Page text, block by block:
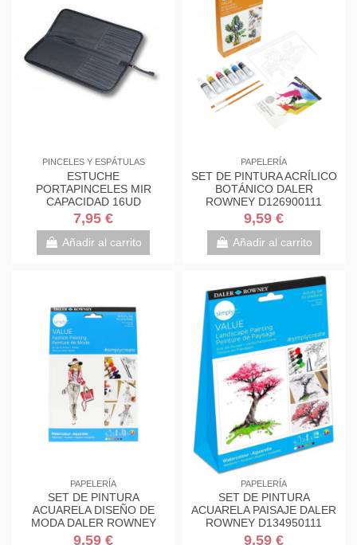
PINCELES Y ESPÁTULAS
ESTUCHE
PORTAPINCELES MIR
CAPACIDAD 16UD
7,95 €
Añadir al carrito
PAPELERÍA
SET DE PINTURA ACRÍLICO
BOTÁNICO DALER
ROWNEY D126900111
9,59 €
Añadir al carrito
PAPELERÍA
SET DE PINTURA
ACUARELA DISEÑO DE
MODA DALER ROWNEY
D134900111
9,59 €
PAPELERÍA
SET DE PINTURA
ACUARELA PAISAJE DALER
ROWNEY D134950111
9,59 €